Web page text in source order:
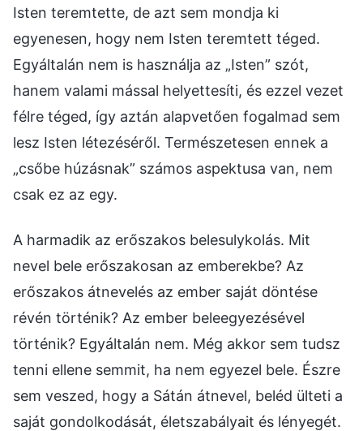
Isten teremtette, de azt sem mondja ki
egyenesen, hogy nem Isten teremtett téged.
Egyáltalán nem is használja az „Isten” szót,
hanem valami mással helyettesíti, és ezzel vezet
félre téged, így aztán alapvetően fogalmad sem
lesz Isten létezéséről. Természetesen ennek a
„csőbe húzásnak” számos aspektusa van, nem
csak ez az egy.
A harmadik az erőszakos belesulykolás. Mit
nevel bele erőszakosan az emberekbe? Az
erőszakos átnevelés az ember saját döntése
révén történik? Az ember beleegyezésével
történik? Egyáltalán nem. Még akkor sem tudsz
tenni ellene semmit, ha nem egyezel bele. Észre
sem veszed, hogy a Sátán átnevel, beléd ülteti a
saját gondolkodását, életszabályait és lényegét.